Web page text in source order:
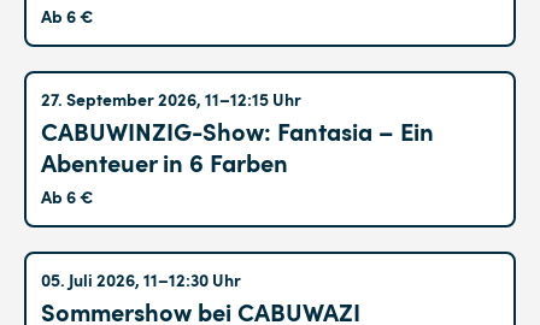
Ab 6 €
27. September 2026, 11–12:15 Uhr
CABUWINZIG-Show: Fantasia – Ein
Abenteuer in 6 Farben
Ab 6 €
05. Juli 2026, 11–12:30 Uhr
Sommershow bei CABUWAZI